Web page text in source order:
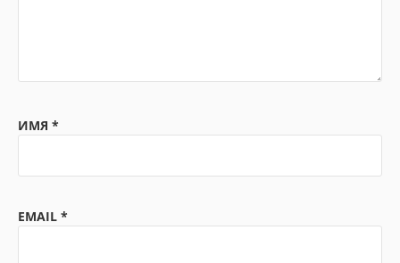
ИМЯ *
EMAIL *